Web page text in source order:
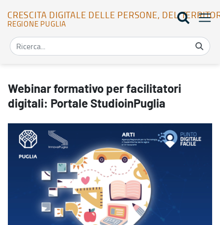
CRESCITA DIGITALE DELLE PERSONE, DEL
REGIONE PUGLIA
Webinar formativo per facilitatori
digitali: Portale StudioinPuglia